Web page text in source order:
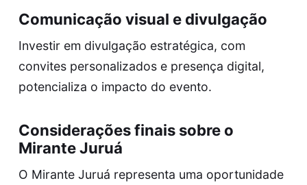
Comunicação visual e divulgação
Investir em divulgação estratégica, com
convites personalizados e presença digital,
potencializa o impacto do evento.
Considerações finais sobre o
Mirante Juruá
O Mirante Juruá representa uma oportunidade